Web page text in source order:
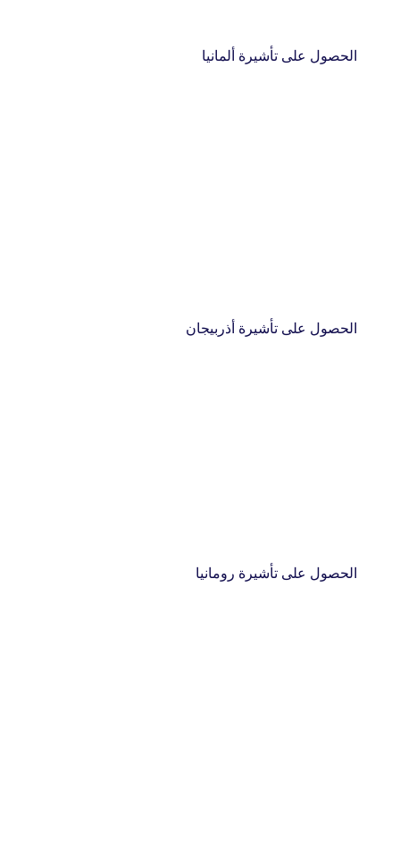
الحصول على تأشيرة ألمانيا
الحصول على تأشيرة أذربيجان
الحصول على تأشيرة رومانيا